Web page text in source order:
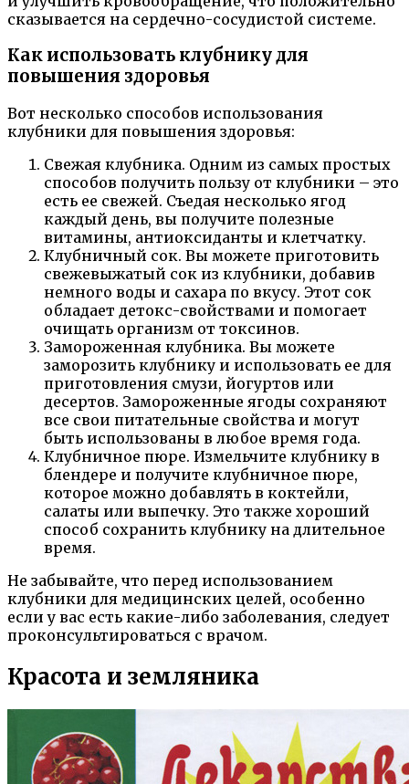
сказывается на сердечно-сосудистой системе.
Как использовать клубнику для
повышения здоровья
Вот несколько способов использования
клубники для повышения здоровья:
Свежая клубника. Одним из самых простых
способов получить пользу от клубники – это
есть ее свежей. Съедая несколько ягод
каждый день, вы получите полезные
витамины, антиоксиданты и клетчатку.
Клубничный сок. Вы можете приготовить
свежевыжатый сок из клубники, добавив
немного воды и сахара по вкусу. Этот сок
обладает детокс-свойствами и помогает
очищать организм от токсинов.
Замороженная клубника. Вы можете
заморозить клубнику и использовать ее для
приготовления смузи, йогуртов или
десертов. Замороженные ягоды сохраняют
все свои питательные свойства и могут
быть использованы в любое время года.
Клубничное пюре. Измельчите клубнику в
блендере и получите клубничное пюре,
которое можно добавлять в коктейли,
салаты или выпечку. Это также хороший
способ сохранить клубнику на длительное
время.
Не забывайте, что перед использованием
клубники для медицинских целей, особенно
если у вас есть какие-либо заболевания, следует
проконсультироваться с врачом.
Красота и земляника